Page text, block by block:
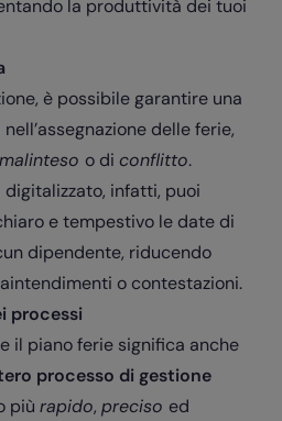
la produttività dei tuoi
è possibile garantire una
delle ferie,
malinteso o di conflitto.
infatti, puoi
e tempestivo le date di
dipendente, riducendo
o contestazioni.
processi
il piano ferie significa anche
processo di gestione
più rapido, preciso ed